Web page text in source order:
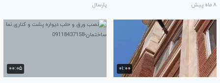
۸ ماه پیش پارسال
۰۱:۰۰ ۰۰:۰۵